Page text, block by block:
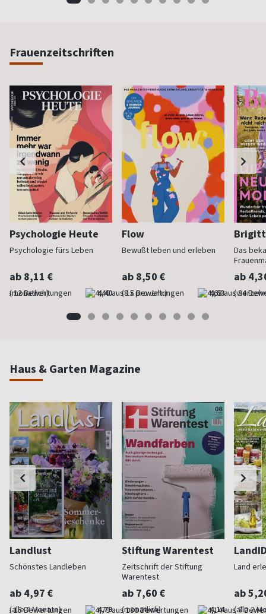
Frauenzeitschriften
Psychologie Heute
Psychologie fürs Leben
ab 8,11 €
(monatlich) 4,40
Flow
Bewußt leben und erleben
ab 8,50 €
(8 x pro Jahr) 4,63
Das
ab
Haus & Garten Magazine
Landlust
Schönstes Landleben
ab 4,97 €
(alle 2 Monate) 4,79
Stiftung Warentest
Zeitschrift der Stiftung
Warentest
ab 7,60 €
(monatlich) 4,14
Land
ab
(alle 2